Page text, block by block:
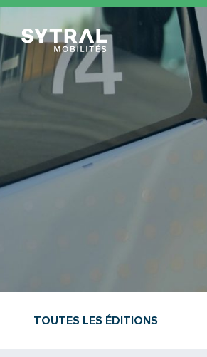
TCL Sytral
TOUTES LES ÉDITIONS